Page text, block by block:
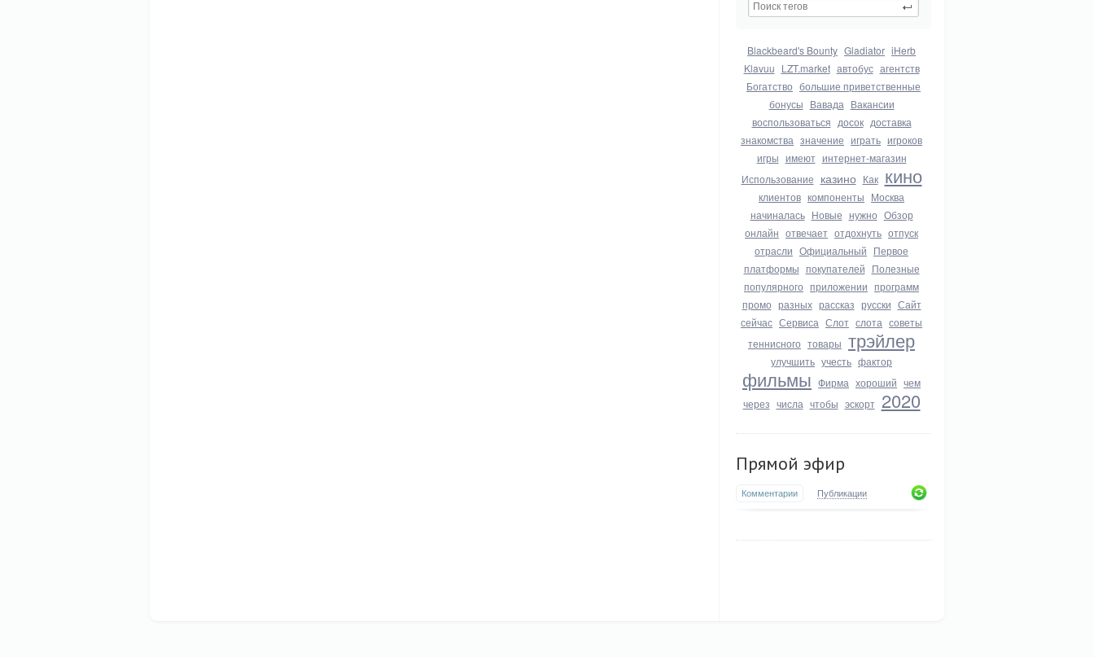
Blackbeard's Bounty Gladiator iHerb
Klavuu LZT.market автобус агентств
Богатство большие приветственные
бонусы Вавада Вакансии
воспользоваться досок доставка
знакомства значение играть игроков
игры имеют интернет-магазин
Использование казино Как кино
клиентов компоненты Москва
начиналась Новые нужно Обзор
онлайн отвечает отдохнуть отпуск
отрасли Официальный Первое
платформы покупателей Полезные
популярного приложении программ
промо разных рассказ русски Сайт
сейчас Сервиса Слот слота советы
теннисного товары трэйлер
улучшить учесть фактор
фильмы Фирма хороший чем
через числа чтобы эскорт 2020
Прямой эфир
Комментарии Публикации